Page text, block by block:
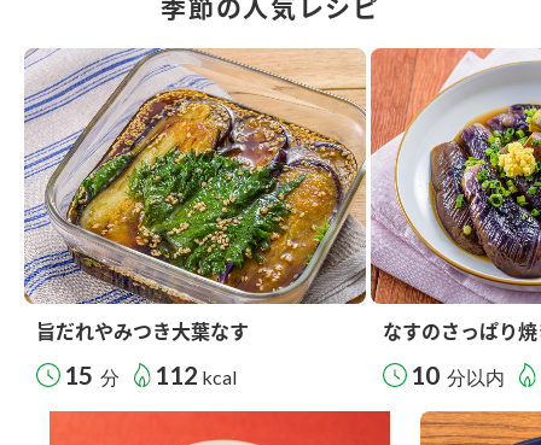
季節の人気レシピ
旨だれやみつき大葉なす
15 分 112 kcal
なすのさっぱり
10 分以内